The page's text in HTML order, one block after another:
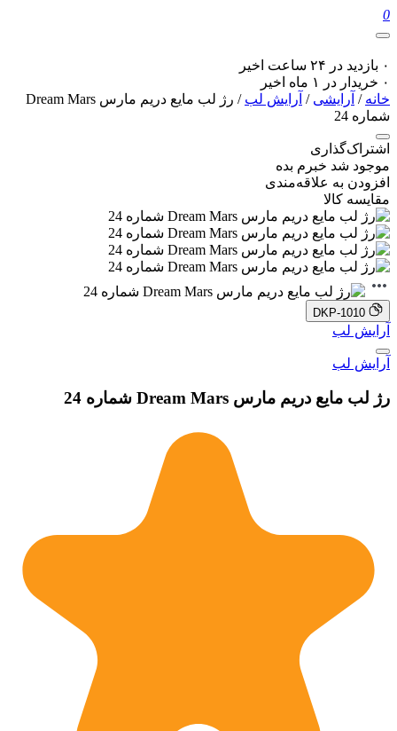
0
۰ بازدید در ۲۴ ساعت اخیر
۰ خریدار در ۱ ماه اخیر
خانه / آرایشی / آرایش لب
/ رژ لب مایع دریم مارس Dream Mars
شماره 24
اشتراک‌گذاری
موجود شد خبرم بده
افزودن به علاقه‌مندی
مقایسه کالا
DKP-1010
آرایش لب
آرایش لب
رژ لب مایع دریم مارس Dream Mars شماره 24